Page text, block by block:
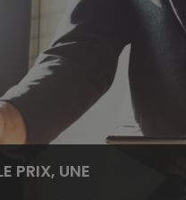
PRIX, UNE